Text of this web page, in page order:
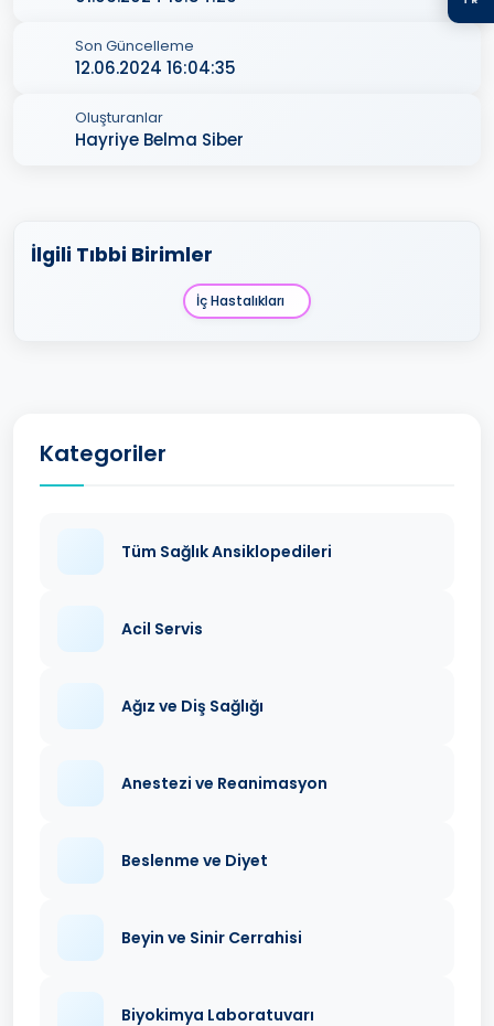
Son Güncelleme
12.06.2024 16:04:35
Oluşturanlar
Hayriye Belma Siber
İlgili Tıbbi Birimler
İç Hastalıkları
Kategoriler
Tüm Sağlık Ansiklopedileri
Acil Servis
Ağız ve Diş Sağlığı
Anestezi ve Reanimasyon
Beslenme ve Diyet
Beyin ve Sinir Cerrahisi
Biyokimya Laboratuvarı